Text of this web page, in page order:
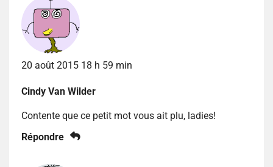
20 août 2015 18 h 59 min
Cindy Van Wilder
Contente que ce petit mot vous ait plu, ladies!
Répondre